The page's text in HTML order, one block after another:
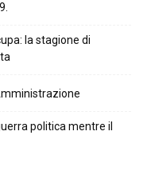
la stagione di
politica mentre il